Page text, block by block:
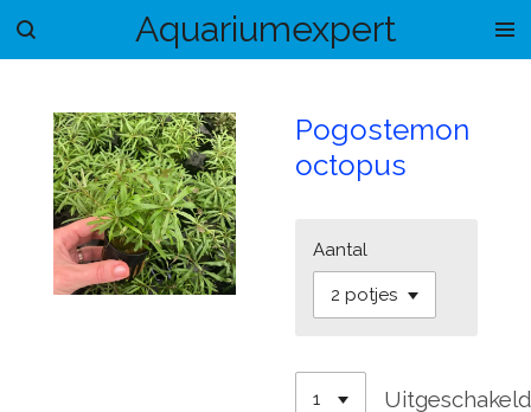
Ga
hoofdinhoud
Aquariumexpert
Pogostemon
octopus
Aantal